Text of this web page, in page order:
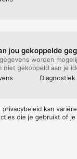
jou gekoppelde
worden
niet gekoppeld aan je
Diagnostiek
kan
die je gebruikt of